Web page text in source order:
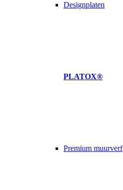
Designplaten
PLATOX®
Premium muurverf